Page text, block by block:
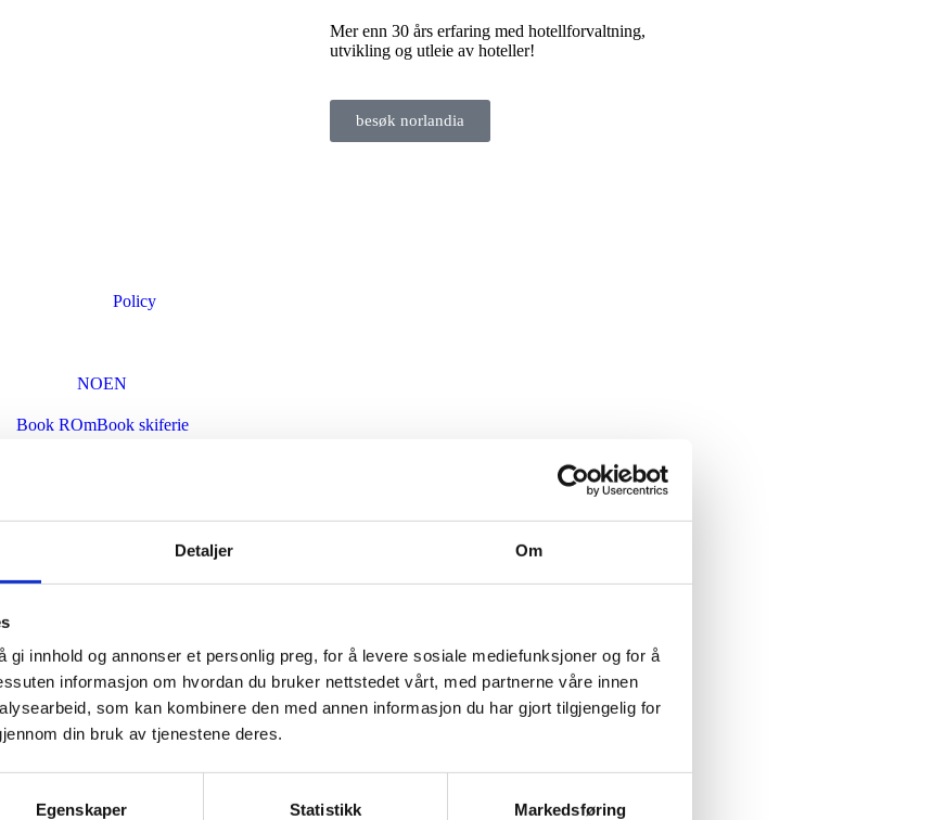
Detaljer Om
gi innhold og annonser et personlig preg, for å levere sosiale mediefunksjoner og for å
informasjon om hvordan du bruker nettstedet vårt, med partnerne våre innen
som kan kombinere den med annen informasjon du har gjort tilgjengelig for
din bruk av tjenestene deres.
Egenskaper Statistikk Markedsføring
Mer enn 30 års erfaring med hotellforvaltning,
utvikling og utleie av hoteller!
besøk norlandia
Policy
NOEN
Book ROmBook skiferie
Pakker & Tilbod
GÅVEKORT
vinkjeller
Vinkart
vinsmaking
cafe stationen